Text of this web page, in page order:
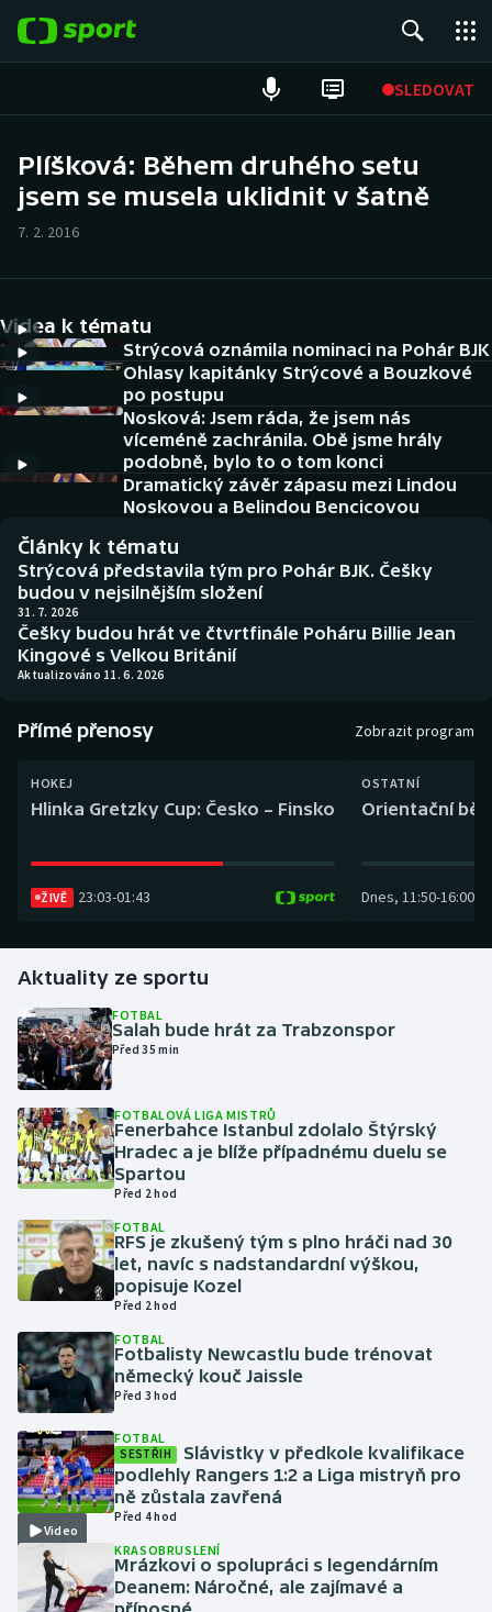
SLEDOVAT
Hokej
Cyklistika
DALŠÍ SPORTY
Americký fotbal
Baseball a softbal
Basketbal
Biatlon
Boby a skeleton
Box
Golf
Gymnastika
Házená
Jezdectví
Judo
Krasobruslení
Lezení
Lyže a snowboard
Moderní pětiboj
Motorsport
Olympijské hry
Parasport
NEPŘEHLÉDNĚTE
Historické návraty
Aplikace ČT sport
AZ kvíz
Plíšková: Během druhého setu
jsem se musela uklidnit v šatně
7. 2. 2016
Videa k tématu
Strýcová oznámila nominaci na Pohár BJK
Ohlasy kapitánky Strýcové a Bouzkové
po postupu
Nosková: Jsem ráda, že jsem nás
víceméně zachránila. Obě jsme hrály
podobně, bylo to o tom konci
Dramatický závěr zápasu mezi Lindou
Noskovou a Belindou Bencicovou
Články k tématu
Strýcová představila tým pro Pohár BJK. Češky
budou v nejsilnějším složení
31. 7. 2026
Češky budou hrát ve čtvrtfinále Poháru Billie Jean
Kingové s Velkou Británií
Aktualizováno 11. 6. 2026
Přímé přenosy Zobrazit program
HOKEJ
Hlinka Gretzky Cup: Česko – Finsko
ŽIVĚ 23:03-01:43
OSTATNÍ
Orientační
Dnes, 11:50-16:00
Aktuality ze sportu
FOTBAL
Salah bude hrát za Trabzonspor
Před 35 min
FOTBALOVÁ LIGA MISTRŮ
Fenerbahce Istanbul zdolalo Štýrský
Hradec a je blíže případnému duelu se
Spartou
Před 2 hod
FOTBAL
RFS je zkušený tým s plno hráči nad 30
let, navíc s nadstandardní výškou,
popisuje Kozel
Před 2 hod
FOTBAL
Fotbalisty Newcastlu bude trénovat
německý kouč Jaissle
Před 3 hod
Video
FOTBAL
SESTŘIH
Slávistky v předkole kvalifikace
podlehly Rangers 1:2 a Liga mistryň pro
ně zůstala zavřená
Před 4 hod
KRASOBRUSLENÍ
Mrázkovi o spolupráci s legendárním
Deanem: Náročné, ale zajímavé a